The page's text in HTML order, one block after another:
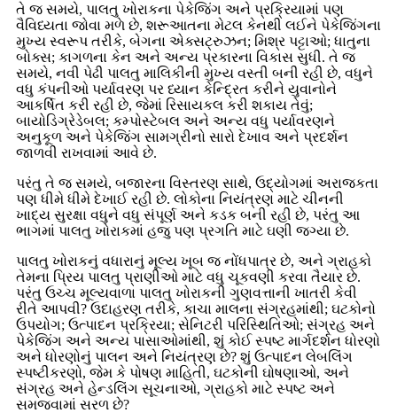
તે જ સમયે, પાલતુ ખોરાકના પેકેજિંગ અને પ્રક્રિયામાં પણ
વૈવિધ્યતા જોવા મળે છે, શરૂઆતના મેટલ કેનથી લઈને પેકેજિંગના
મુખ્ય સ્વરૂપ તરીકે, બેગના એક્સટ્રુઝન; મિશ્ર પટ્ટાઓ; ધાતુના
બોક્સ; કાગળના કેન અને અન્ય પ્રકારના વિકાસ સુધી. તે જ
સમયે, નવી પેઢી પાલતુ માલિકીની મુખ્ય વસ્તી બની રહી છે, વધુને
વધુ કંપનીઓ પર્યાવરણ પર ધ્યાન કેન્દ્રિત કરીને યુવાનોને
આકર્ષિત કરી રહી છે, જેમાં રિસાયકલ કરી શકાય તેવું;
બાયોડિગ્રેડેબલ; કમ્પોસ્ટેબલ અને અન્ય વધુ પર્યાવરણને
અનુકૂળ અને પેકેજિંગ સામગ્રીનો સારો દેખાવ અને પ્રદર્શન
જાળવી રાખવામાં આવે છે.
પરંતુ તે જ સમયે, બજારના વિસ્તરણ સાથે, ઉદ્યોગમાં અરાજકતા
પણ ધીમે ધીમે દેખાઈ રહી છે. લોકોના નિયંત્રણ માટે ચીનની
ખાદ્ય સુરક્ષા વધુને વધુ સંપૂર્ણ અને કડક બની રહી છે, પરંતુ આ
ભાગમાં પાલતુ ખોરાકમાં હજુ પણ પ્રગતિ માટે ઘણી જગ્યા છે.
પાલતુ ખોરાકનું વધારાનું મૂલ્ય ખૂબ જ નોંધપાત્ર છે, અને ગ્રાહકો
તેમના પ્રિય પાલતુ પ્રાણીઓ માટે વધુ ચૂકવણી કરવા તૈયાર છે.
પરંતુ ઉચ્ચ મૂલ્યવાળા પાલતુ ખોરાકની ગુણવત્તાની ખાતરી કેવી
રીતે આપવી? ઉદાહરણ તરીકે, કાચા માલના સંગ્રહમાંથી; ઘટકોનો
ઉપયોગ; ઉત્પાદન પ્રક્રિયા; સેનિટરી પરિસ્થિતિઓ; સંગ્રહ અને
પેકેજિંગ અને અન્ય પાસાઓમાંથી, શું કોઈ સ્પષ્ટ માર્ગદર્શન ધોરણો
અને ધોરણોનું પાલન અને નિયંત્રણ છે? શું ઉત્પાદન લેબલિંગ
સ્પષ્ટીકરણો, જેમ કે પોષણ માહિતી, ઘટકોની ઘોષણાઓ, અને
સંગ્રહ અને હેન્ડલિંગ સૂચનાઓ, ગ્રાહકો માટે સ્પષ્ટ અને
સમજવામાં સરળ છે?